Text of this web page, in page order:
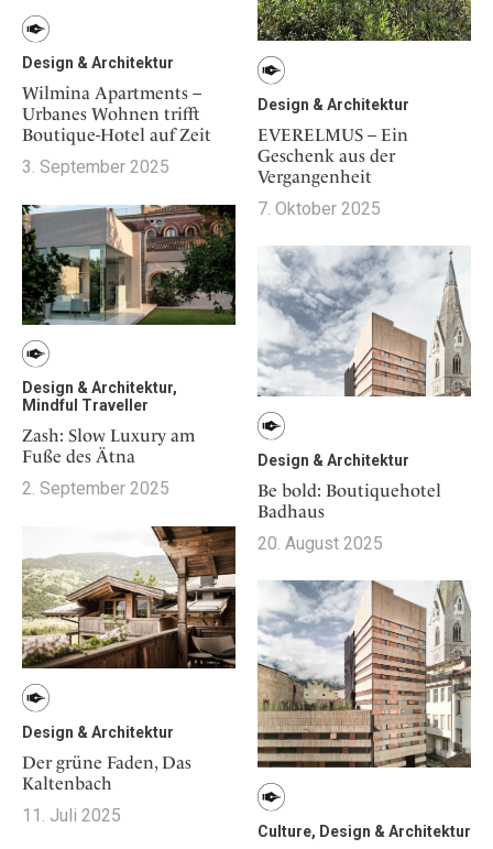
Design & Architektur
EVERELMUS – Ein
Geschenk aus der
Vergangenheit
7. Oktober 2025
Design & Architektur
Wilmina Apartments –
Urbanes Wohnen trifft
Boutique-Hotel auf Zeit
3. September 2025
Design & Architektur,
Mindful Traveller
Zash: Slow Luxury am
Fuße des Ätna
2. September 2025
Design & Architektur
Be bold: Boutiquehotel
Badhaus
20. August 2025
Design & Architektur
Der grüne Faden, Das
Kaltenbach
11. Juli 2025
Culture, Design & Architektur